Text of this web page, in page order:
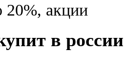
20%, акции
в